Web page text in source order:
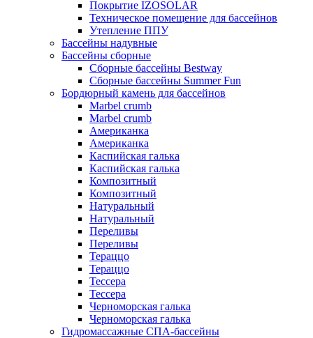
Покрытие IZOSOLAR
Техническое помещение для бассейнов
Утепление ППУ
Бассейны надувные
Бассейны сборные
Сборные бассейны Bestway
Сборные бассейны Summer Fun
Бордюрный камень для бассейнов
Marbel crumb
Marbel crumb
Американка
Американка
Каспийская галька
Каспийская галька
Композитный
Композитный
Натуральный
Натуральный
Переливы
Переливы
Тераццо
Тераццо
Тессера
Тессера
Черноморская галька
Черноморская галька
Гидромассажные СПА-бассейны